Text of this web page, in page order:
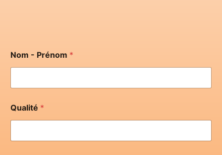
Nom - Prénom *
Qualité *